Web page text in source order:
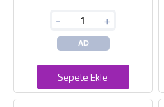
- +
AD
Sepete Ekle